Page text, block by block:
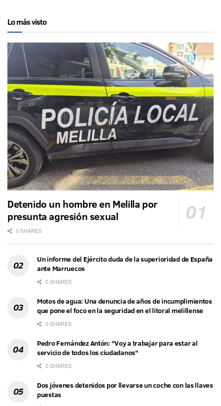
Lo más visto
Detenido un hombre en Melilla por
presunta agresión sexual
0 SHARES
Un informe del Ejército duda de la superioridad de España
ante Marruecos
0 SHARES
Motos de agua: Una denuncia de años de incumplimientos
que pone el foco en la seguridad en el litoral melillense
0 SHARES
Pedro Fernández Antón: "Voy a trabajar para estar al
servicio de todos los ciudadanos"
0 SHARES
Dos jóvenes detenidos por llevarse un coche con las llaves
puestas